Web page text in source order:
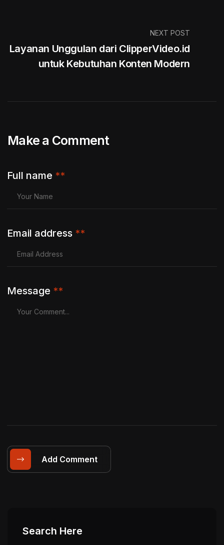
NEXT POST
Layanan Unggulan dari ClipperVideo.id
untuk Kebutuhan Konten Modern
Make a Comment
Full name **
Email address **
Message **
Add Comment
Search Here